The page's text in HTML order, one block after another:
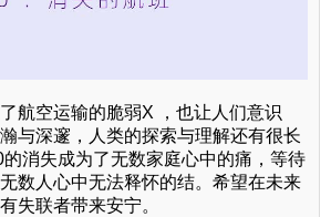
航空运输的脆弱X ，也让人们意识
与深邃，人类的探索与理解还有很长
消失成为了无数家庭心中的痛，等待
数人心中无法释怀的结。希望在未来
失联者带来安宁。